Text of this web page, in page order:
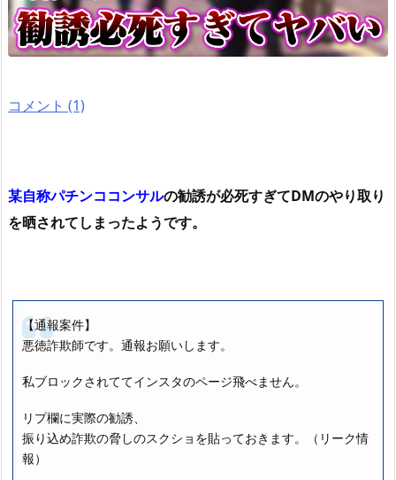
コメント (1)
某自称パチンココンサルの勧誘が必死すぎてDMのやり取り
を晒されてしまったようです。
【通報案件】
悪徳詐欺師です。通報お願いします。
私ブロックされててインスタのページ飛べません。
リプ欄に実際の勧誘、
振り込め詐欺の脅しのスクショを貼っておきます。（リーク情
報）